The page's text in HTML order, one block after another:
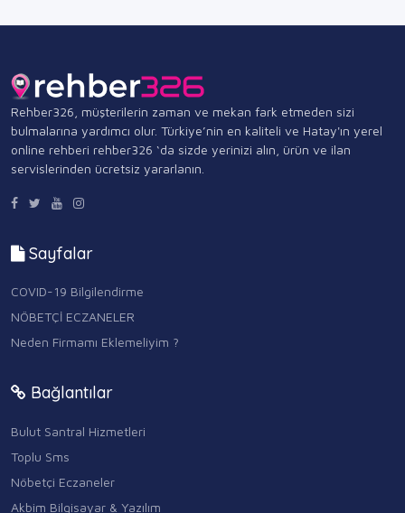
Rehber326, müşterilerin zaman ve mekan fark etmeden sizi
bulmalarına yardımcı olur. Türkiye’nin en kaliteli ve Hatay'ın yerel
online rehberi rehber326 ‘da sizde yerinizi alın, ürün ve ilan
servislerinden ücretsiz yararlanın.
Sayfalar
COVID-19 Bilgilendirme
NÖBETÇİ ECZANELER
Neden Firmamı Eklemeliyim ?
Bağlantılar
Bulut Santral Hizmetleri
Toplu Sms
Nöbetçi Eczaneler
Akbim Bilgisayar & Yazılım